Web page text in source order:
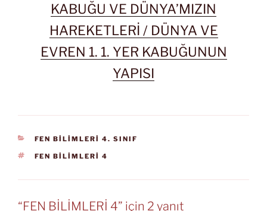
KABUĞU VE DÜNYA’MIZIN
HAREKETLERİ / DÜNYA VE
EVREN 1. 1. YER KABUĞUNUN
YAPISI
KATEGORILER
FEN BİLİMLERİ 4. SINIF
ETIKETLER
FEN BİLİMLERİ 4
“FEN BİLİMLERİ 4” için 2 yanıt